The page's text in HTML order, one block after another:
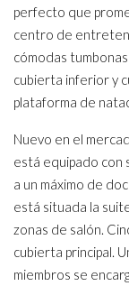
perfecto que
centro de
cómodas
cubierta inferior y
plataforma de
Nuevo en el
está equipado con
a un máximo de
está situada la
zonas de salón.
cubierta principal.
miembros se